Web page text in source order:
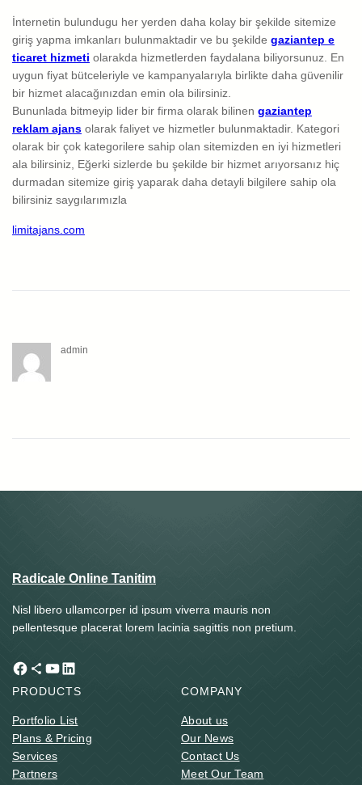
İnternetin bulundugu her yerden daha kolay bir şekilde sitemize
giriş yapma imkanları bulunmaktadir ve bu şekilde gaziantep e
ticaret hizmeti olarakda hizmetlerden faydalana biliyorsunuz. En
uygun fiyat bütceleriyle ve kampanyalarıyla birlikte daha güvenilir
bir hizmet alacağınızdan emin ola bilirsiniz.
Bununlada bitmeyip lider bir firma olarak bilinen gaziantep
reklam ajans olarak faliyet ve hizmetler bulunmaktadir. Kategori
olarak bir çok kategorilere sahip olan sitemizden en iyi hizmetleri
ala bilirsiniz, Eğerki sizlerde bu şekilde bir hizmet arıyorsanız hiç
durmadan sitemize giriş yaparak daha detayli bilgilere sahip ola
bilirsiniz saygılarımızla
limitajans.com
admin
Radicale Online Tanitim
Nisl libero ullamcorper id ipsum viverra mauris non
pellentesque placerat lorem lacinia sagittis non pretium.
Facebook Share Icon YouTube LinkedIn
PRODUCTS
Portfolio List
Plans & Pricing
Services
Partners
COMPANY
About us
Our News
Contact Us
Meet Our Team